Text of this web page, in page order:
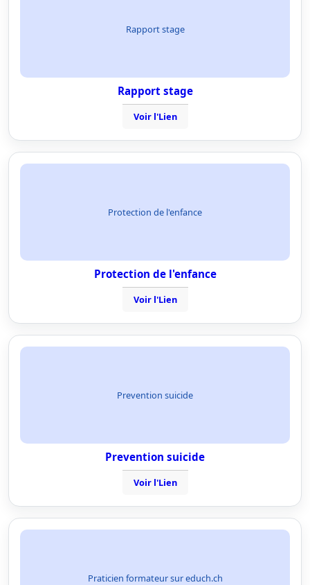
Rapport stage
Rapport stage
Voir l'Lien
Protection de l'enfance
Protection de l'enfance
Voir l'Lien
Prevention suicide
Prevention suicide
Voir l'Lien
Praticien formateur sur educh.ch